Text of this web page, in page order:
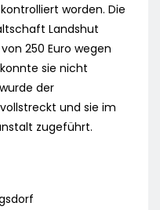
worden. Die
Landshut
250 Euro wegen
sie nicht
der
und sie im
zugeführt.